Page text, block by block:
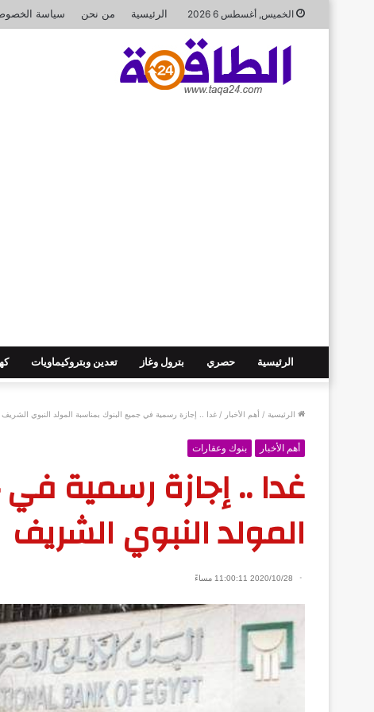
الخميس, أغسطس 6 2026 الرئيسية من نحن سياسة
الرئيسية حصري بترول وغاز تعدين وبتروكيماويات
الرئيسية / أهم الأخبار / غدا .. إجازة رسمية في جميع البنوك بمناسبة المولد النبوي الشريف
أهم الأخبار بنوك وعقارات
غدا .. إجازة رسمية
المولد النبوي الشريف
2020/10/28 11:00:11 مساءً